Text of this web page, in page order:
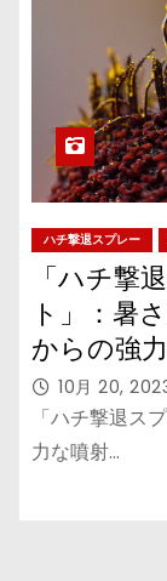
ハチ撃退スプレー
「ハチ撃
ト」：暑
からの強
10月 20,
「ハチ撃退ス
力な噴射…